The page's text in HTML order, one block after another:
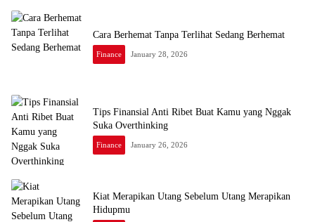
Cara Berhemat Tanpa Terlihat Sedang Berhemat
Finance January 28, 2026
Tips Finansial Anti Ribet Buat Kamu yang Nggak
Suka Overthinking
Finance January 26, 2026
Kiat Merapikan Utang Sebelum Utang Merapikan
Hidupmu